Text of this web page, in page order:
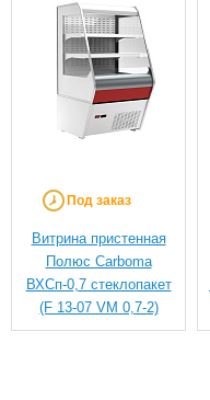
Под заказ
Витрина пристенная
Полюс Carboma
ВХСп-0,7 стеклопакет
(F 13-07 VM 0,7-2)